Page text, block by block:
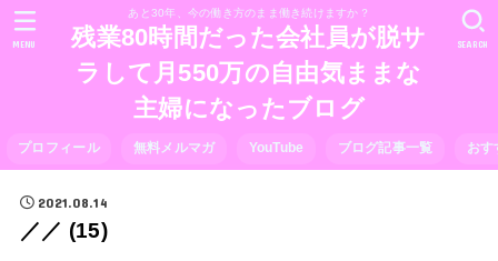
あと30年、今の働き方のまま働き続けますか？
残業80時間だった会社員が脱サ
ラして月550万の自由気ままな
主婦になったブログ
プロフィール 無料メルマガ YouTube ブログ記事一覧 おす
SEARCH
MENU
2021.08.14
／／ (15)